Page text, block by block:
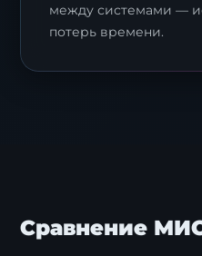
между системами —
потерь времени.
Сравнение